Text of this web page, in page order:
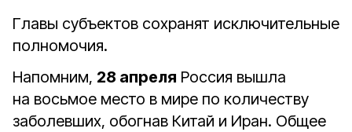
Главы субъектов сохранят исключительные
полномочия.
Напомним, 28 апреля Россия вышла
на восьмое место в мире по количеству
заболевших, обогнав Китай и Иран. Общее